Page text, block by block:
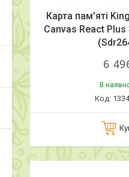
Карта пам'яті
Canvas React
6
В